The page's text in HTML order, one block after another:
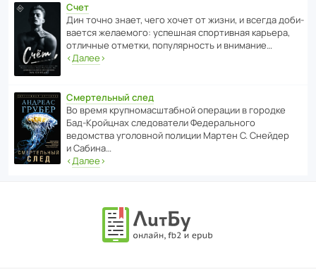
Счет
Дин точно знает, чего хочет от жизни, и всегда доби­
ва­ется жела­е­мого: успе­шная спор­ти­вная карьера,
отли­чные отметки, попу­ля­р­ность и внимание…
‹Далее›
Смертельный след
Во время круп­но­мас­ш­та­бной операции в городке
Бад‑Крой­цнах следо­ва­тели Феде­раль­ного
ведомства уголо­вной полиции Мартен С. Снейдер
и Сабина…
‹Далее›